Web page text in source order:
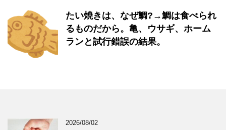
たい焼きは、なぜ鯛?→鯛は食べられ
るものだから。亀、ウサギ、ホーム
ランと試行錯誤の結果。
2026/08/02